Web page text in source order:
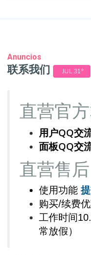
Anuncios
联系我们 JUL 31º
直营官
用户QQ交
面板QQ交
直营售后
使用功能
购买/续费
工作时间
常放假）